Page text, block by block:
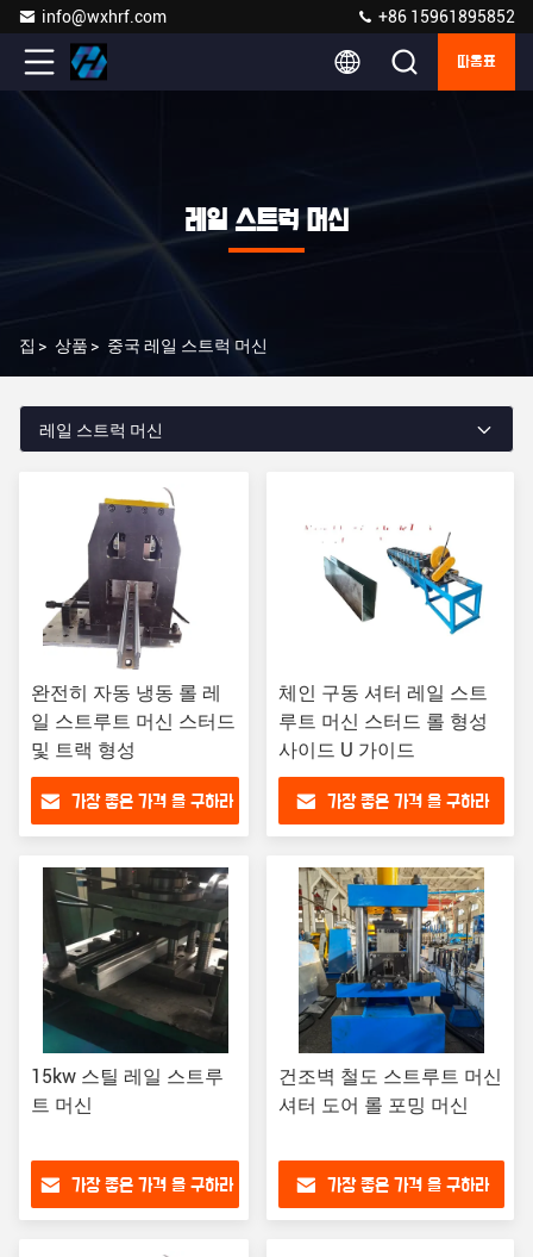
info@wxhrf.com +86 15961895852
따옴표
레일 스트럭 머신
집 > 상품 > 중국 레일 스트럭 머신
레일 스트럭 머신
완전히 자동 냉동 롤 레
일 스트루트 머신 스터드
및 트랙 형성
가장 좋은 가격 을 구하라
체인 구동 셔터 레일 스트
루트 머신 스터드 롤 형성
사이드 U 가이드
가장 좋은 가격 을 구하라
15kw 스틸 레일 스트루
트 머신
가장 좋은 가격 을 구하라
건조벽 철도 스트루트 머신
셔터 도어 롤 포밍 머신
가장 좋은 가격 을 구하라